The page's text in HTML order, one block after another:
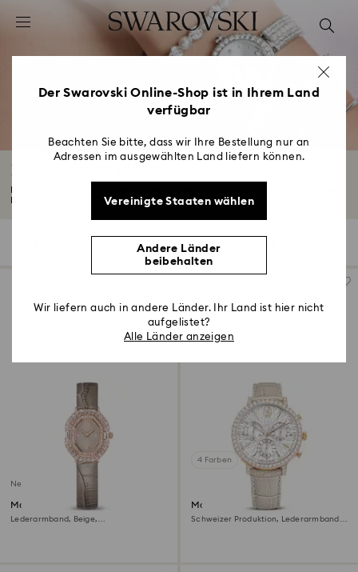
Liste Tastaturkürzel
2 - Footer
4 - Suchergebnisse
Beigefarbene Uhren
Filter
Filter
Neu
Matrix octagon Uhr
Lederarmband, Beige,
4 Farben
Matrix tennis chrono Uhr
Schweizer Produktion, Lederarmband,
Der Swarovski Online-Shop ist in Ihrem Land
verfügbar
Beachten Sie bitte, dass wir Ihre Bestellung nur an
Adressen im ausgewählten Land liefern können.
Vereinigte Staaten wählen
Andere Länder
beibehalten
Wir liefern auch in andere Länder. Ihr Land ist hier nicht
aufgelistet?
Alle Länder anzeigen